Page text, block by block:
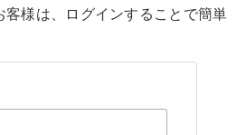
様は、ログインすることで簡単